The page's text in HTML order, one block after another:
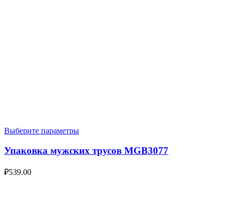
Выберите параметры
Упаковка мужских трусов MGB3077
₽539.00